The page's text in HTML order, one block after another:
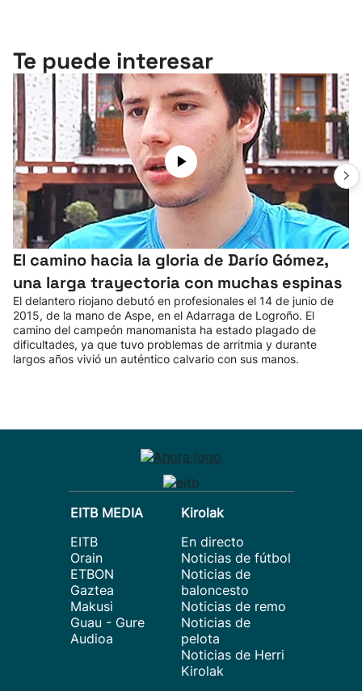
Te puede interesar
El camino hacia la gloria de Darío Gómez,
una larga trayectoria con muchas espinas
El delantero riojano debutó en profesionales el 14 de junio de
2015, de la mano de Aspe, en el Adarraga de Logroño. El
camino del campeón manomanista ha estado plagado de
dificultades, ya que tuvo problemas de arritmia y durante
largos años vivió un auténtico calvario con sus manos.
EITB MEDIA
EITB
Orain
ETBON
Gaztea
Makusi
Guau - Gure
Audioa
Kirolak
En directo
Noticias de fútbol
Noticias de
baloncesto
Noticias de remo
Noticias de
pelota
Noticias de Herri
Kirolak